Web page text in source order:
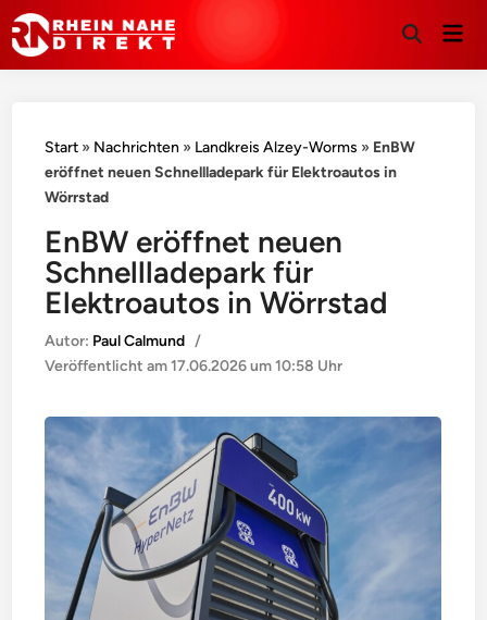
Suche
Start » Nachrichten » Landkreis Alzey-Worms » EnBW
eröffnet neuen Schnellladepark für Elektroautos in
Wörrstad
EnBW eröffnet neuen
Schnellladepark für
Elektroautos in Wörrstad
Autor: Paul Calmund /
Veröffentlicht am17.06.2026 um 10:58 Uhr